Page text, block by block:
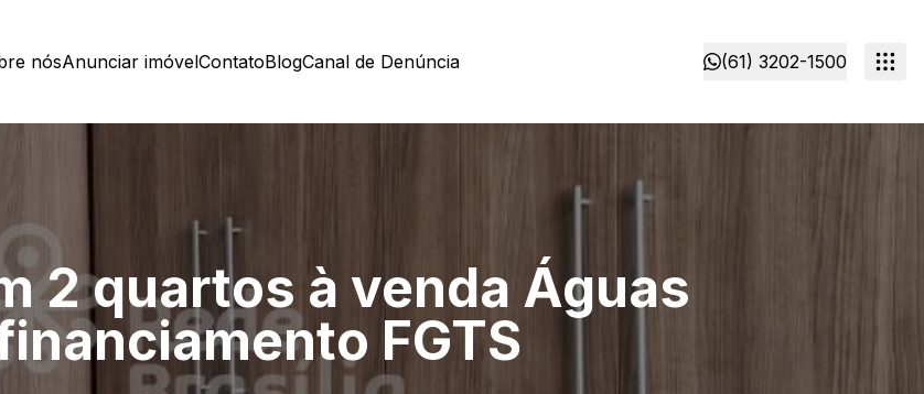
nósAnunciar imóvelContatoBlogCanal de Denúncia (61) 3202-1500
2 quartos à venda Águas
FGTS